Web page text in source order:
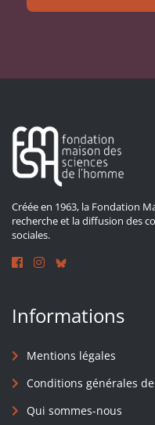
Créée en 1963, la Fondation
recherche et la diffusion des
sociales.
Informations
Mentions légales
Conditions générales
Qui sommes-nous